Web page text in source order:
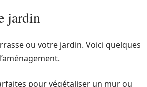
jardin
ou votre jardin. Voici quelques
pour végétaliser un mur ou